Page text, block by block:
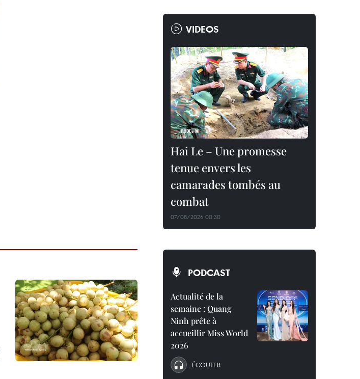
VIDEOS
Hai Le – Une promesse
tenue envers les
camarades tombés au
combat
07/08/2026 00:30
PODCAST
Actualité de la
semaine : Quang
Ninh prête à
accueillir Miss World
2026
ÉCOUTER